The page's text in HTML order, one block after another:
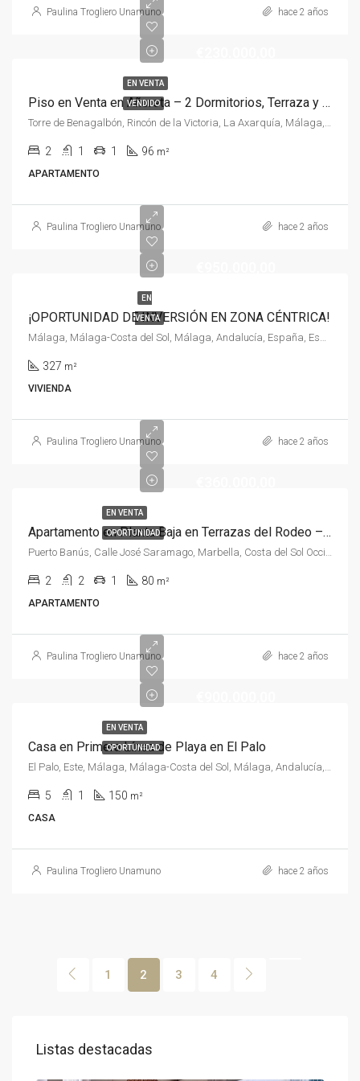
Paulina Trogliero Unamuno hace 2 años
EN VENTA
VENDIDO Piso en Venta en Añoreta – 2 Dormitorios, Terraza y Vistas Espectaculares
Torre de Benagalbón, Rincón de la Victoria, La Axarquía, Málaga, Andalucía, 29738, España, España, La Axarquía
2 1 1 96 m²
APARTAMENTO
Paulina Trogliero Unamuno hace 2 años
EN
VENTA
¡OPORTUNIDAD DE INVERSIÓN EN ZONA CÉNTRICA!
Málaga, Málaga-Costa del Sol, Málaga, Andalucía, España, España, Malaga
327 m²
VIVIENDA
Paulina Trogliero Unamuno hace 2 años
EN VENTA
OPORTUNIDAD Apartamento en Planta Baja en Terrazas del Rodeo – Puerto Banús
Puerto Banús, Calle José Saramago, Marbella, Costa del Sol Occidental, Málaga, Andalucía, 29660, España, España, Costa del Sol Occidental
2 2 1 80 m²
APARTAMENTO
Paulina Trogliero Unamuno hace 2 años
EN VENTA
OPORTUNIDAD
Casa en Primera Línea de Playa en El Palo
El Palo, Este, Málaga, Málaga-Costa del Sol, Málaga, Andalucía, España, España, Málaga-Costa del Sol
5 1 150 m²
CASA
Paulina Trogliero Unamuno hace 2 años
1 2 3 4
Listas destacadas